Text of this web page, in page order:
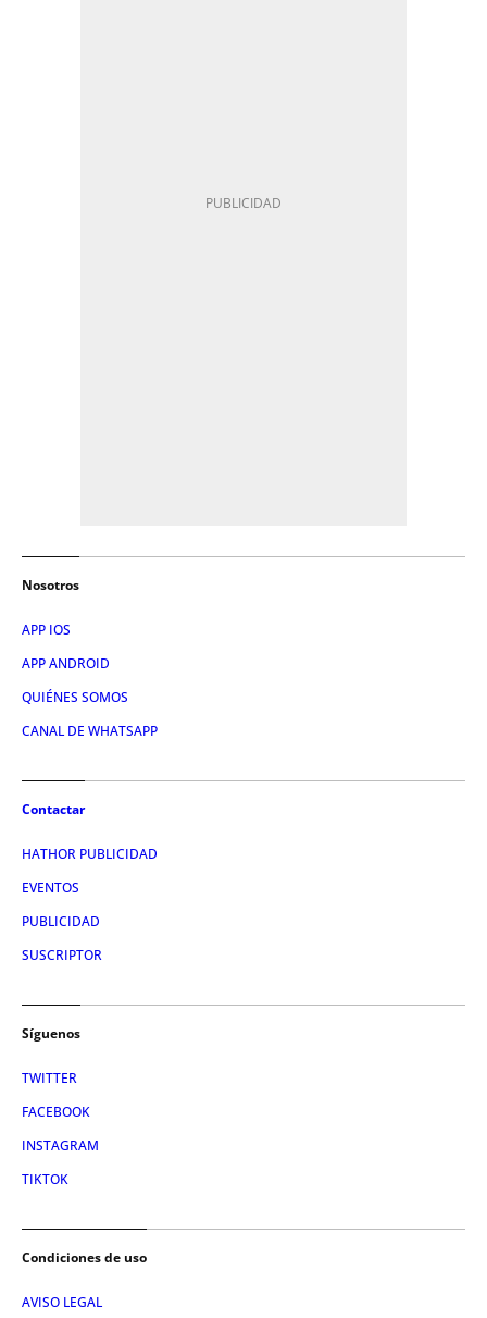
Nosotros
APP IOS
APP ANDROID
QUIÉNES SOMOS
CANAL DE WHATSAPP
Contactar
HATHOR PUBLICIDAD
EVENTOS
PUBLICIDAD
SUSCRIPTOR
Síguenos
TWITTER
FACEBOOK
INSTAGRAM
TIKTOK
Condiciones de uso
AVISO LEGAL